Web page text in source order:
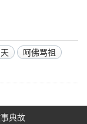
呵佛骂祖
典故